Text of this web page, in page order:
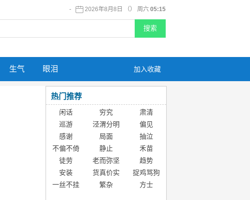
- 2026年8月8日 （） 周六 05:15
加入收藏
生气 眼泪
热门推荐
闲话 穷究
肃清
巡游
泾渭分明
偏见
感谢
局面
抽泣
不偏不倚
静止
禾苗
徒劳
老而弥坚
趋势
安装
货真价实
捉鸡骂狗
一丝不挂
繁杂 方士